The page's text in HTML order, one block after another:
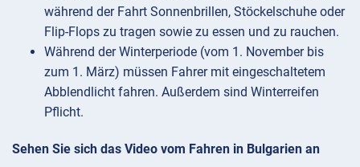
während der Fahrt Sonnenbrillen, Stöckelschuhe oder
Flip-Flops zu tragen sowie zu essen und zu rauchen.
Während der Winterperiode (vom 1. November bis
zum 1. März) müssen Fahrer mit eingeschaltetem
Abblendlicht fahren. Außerdem sind Winterreifen
Pflicht.
Sehen Sie sich das Video vom Fahren in Bulgarien an